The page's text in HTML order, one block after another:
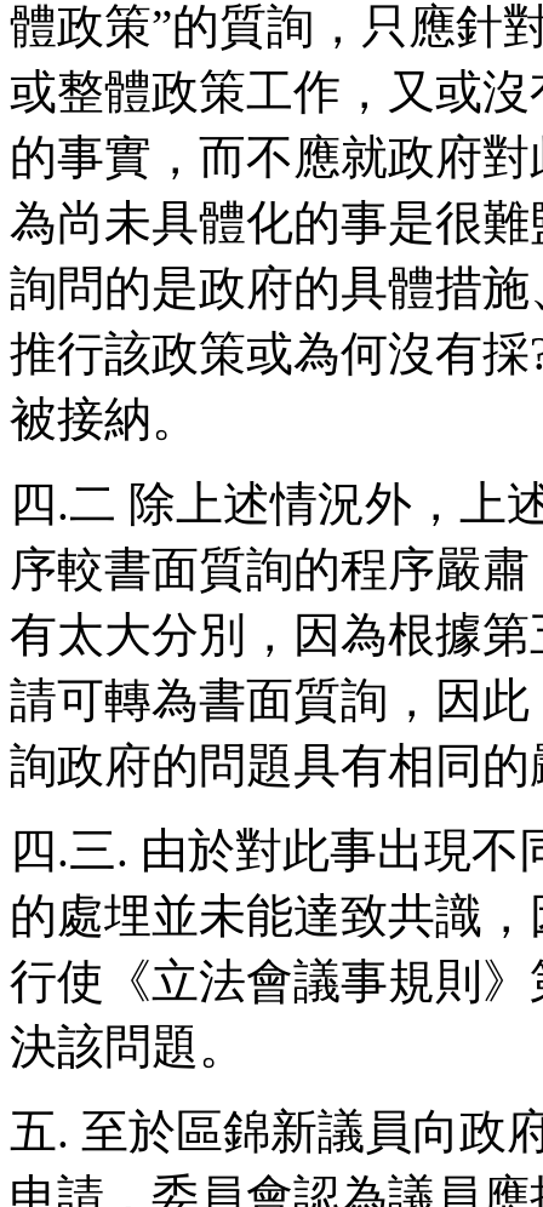
體政策”的質詢，只應針
或整體政策工作，又或
的事實，而不應就政府
為尚未具體化的事是很
詢問的是政府的具體措
推行該政策或為何沒有
被接納。
四.二 除上述情況外，上
序較書面質詢的程序嚴
有太大分別，因為根據
請可轉為書面質詢，因
詢政府的問題具有相同
四.三. 由於對此事出現
的處埋並未能達致共識
行使《立法會議事規則
決該問題。
五. 至於區錦新議員向政
申請，委員會認為議員